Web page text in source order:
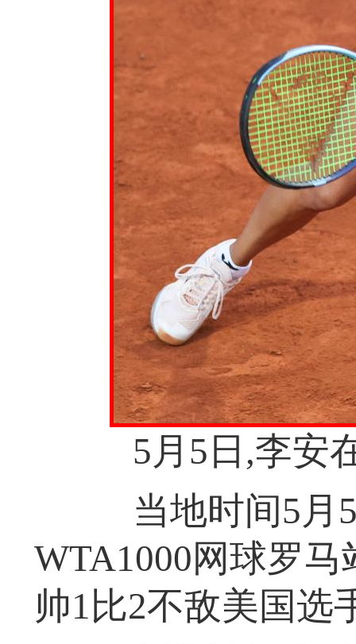
5月5日,李安
当地时间5月5
WTA1000网球罗
帅1比2不敌美国选